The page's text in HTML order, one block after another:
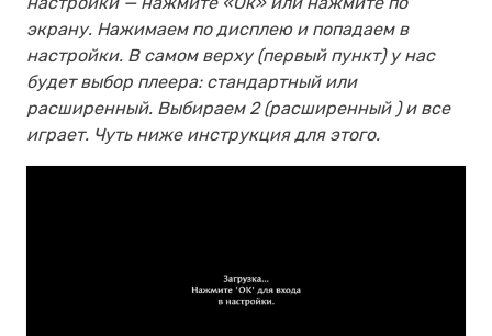
экрану. Нажимаем по дисплею и попадаем в
настройки. В самом верху (первый пункт) у нас
будет выбор плеера: стандартный или
расширенный. Выбираем 2 (расширенный ) и все
играет. Чуть ниже инструкция для этого.